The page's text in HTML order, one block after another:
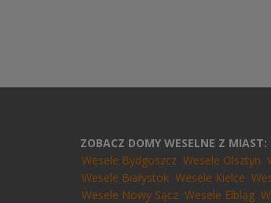
ZOBACZ DOMY WESELNE Z MIAST:
Wesele Bydgoszcz Wesele Olsztyn
Wesele Białystok Wesele Kielce
Wesele Nowy Sącz Wesele Elbląg